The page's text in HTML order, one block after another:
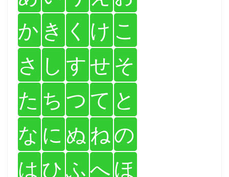
か き く け こ
さ し すせ そ
た ち つ て と
な に ぬ ねの
は ひふへほ